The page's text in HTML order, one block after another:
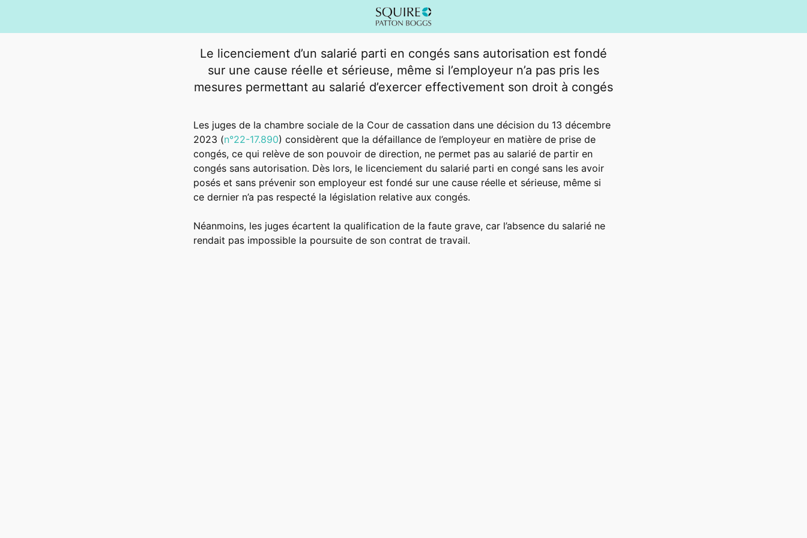
Le licenciement d’un salarié parti en congés sans autorisation est fondé
sur une cause réelle et sérieuse, même si l’employeur n’a pas pris les
mesures permettant au salarié d’exercer effectivement son droit à congés
Les juges de la chambre sociale de la Cour de cassation dans une décision du 13 décembre
2023 (n°22-17.890) considèrent que la défaillance de l’employeur en matière de prise de
congés, ce qui relève de son pouvoir de direction, ne permet pas au salarié de partir en
congés sans autorisation. Dès lors, le licenciement du salarié parti en congé sans les avoir
posés et sans prévenir son employeur est fondé sur une cause réelle et sérieuse, même si
ce dernier n’a pas respecté la législation relative aux congés.
Néanmoins, les juges écartent la qualification de la faute grave, car l’absence du salarié ne
rendait pas impossible la poursuite de son contrat de travail.